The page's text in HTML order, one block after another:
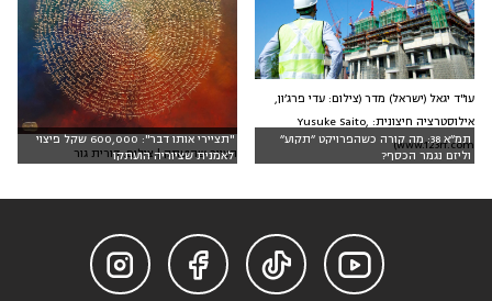
תמ״א 38: מה קורה כשהפרויקט ״תקוע״
וליזם נגמר הכסף?
עו"ד יגאל (ישראל) מדר (צילום: עדי פרג׳ון,
אילוסטרציה חיצונית: Yusuke Saito,
www.123rf.com)
"תציירי אותו דבר": 600,000 שקל פיצוי
לאמנית שציוריה הועתקו
הציור שהועתק | צילום: דורית גור



